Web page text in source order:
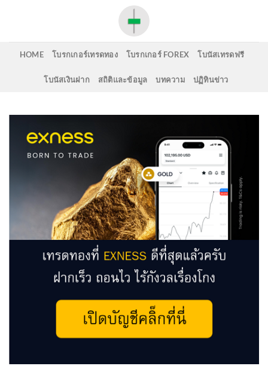
HOME โบรกเกอร์เทรดทอง โบรกเกอร์ FOREX โบนัสเทรดฟรี
โบนัสเงินฝาก สถิติและข้อมูล บทความ ปฏิทินข่าว